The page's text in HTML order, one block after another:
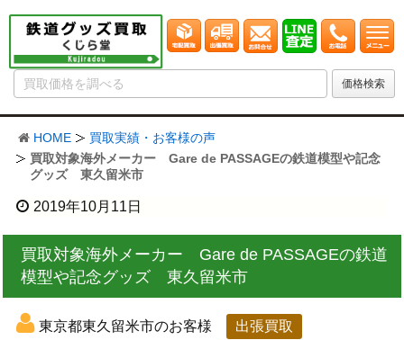
HOME
買取実績・お客様の声
買取対象海外メーカー Gare de PASSAGEの鉄道模型や記念
グッズ 東久留米市
2019年10月11日
買取対象海外メーカー Gare de PASSAGEの鉄道
模型や記念グッズ 東久留米市
東京都東久留米市のお客様 出張買取